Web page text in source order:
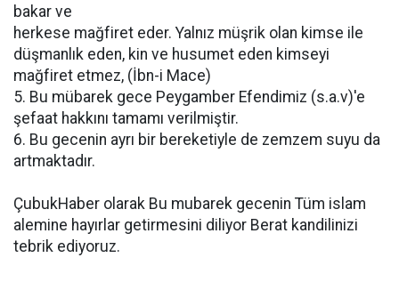
bakar ve
herkese mağfiret eder. Yalnız müşrik olan kimse ile
düşmanlık eden, kin ve husumet eden kimseyi
mağfiret etmez, (İbn-i Mace)
5. Bu mübarek gece Peygamber Efendimiz (s.a.v)'e
şefaat hakkını tamamı verilmiştir.
6. Bu gecenin ayrı bir bereketiyle de zemzem suyu da
artmaktadır.
ÇubukHaber olarak Bu mubarek gecenin Tüm islam
alemine hayırlar getirmesini diliyor Berat kandilinizi
tebrik ediyoruz.